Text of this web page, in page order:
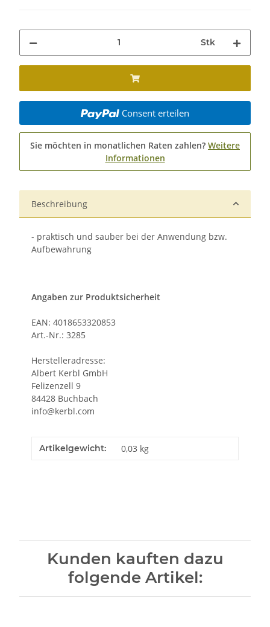
Stk
Consent erteilen
Sie möchten in monatlichen Raten zahlen? Weitere
Informationen
Beschreibung
- praktisch und sauber bei der Anwendung bzw.
Aufbewahrung
Angaben zur Produktsicherheit
EAN: 4018653320853
Art.-Nr.: 3285
Herstelleradresse:
Albert Kerbl GmbH
Felizenzell 9
84428 Buchbach
info@kerbl.com
Artikelgewicht: 0,03 kg
Kunden kauften dazu
folgende Artikel: